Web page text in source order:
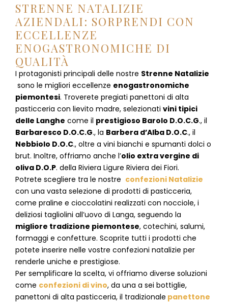
STRENNE NATALIZIE
AZIENDALI: SORPRENDI CON
ECCELLENZE
ENOGASTRONOMICHE DI
QUALITÀ
I protagonisti principali delle nostre Strenne Natalizie
sono le migliori eccellenze enogastronomiche
piemontesi. Troverete pregiati panettoni di alta
pasticceria con lievito madre, selezionati vini tipici
delle Langhe come il prestigioso Barolo D.O.C.G., il
Barbaresco D.O.C.G., la Barbera d’Alba D.O.C., il
Nebbiolo D.O.C., oltre a vini bianchi e spumanti dolci o
brut. Inoltre, offriamo anche l’olio extra vergine di
oliva D.O.P. della Riviera Ligure Riviera dei Fiori.
Potrete scegliere tra le nostre confezioni Natalizie
con una vasta selezione di prodotti di pasticceria,
come praline e cioccolatini realizzati con nocciole, i
deliziosi tagliolini all’uovo di Langa, seguendo la
migliore tradizione piemontese, cotechini, salumi,
formaggi e confetture. Scoprite tutti i prodotti che
potete inserire nelle vostre confezioni natalizie per
renderle uniche e prestigiose.
Per semplificare la scelta, vi offriamo diverse soluzioni
come confezioni di vino, da una a sei bottiglie,
panettoni di alta pasticceria, il tradizionale panettone